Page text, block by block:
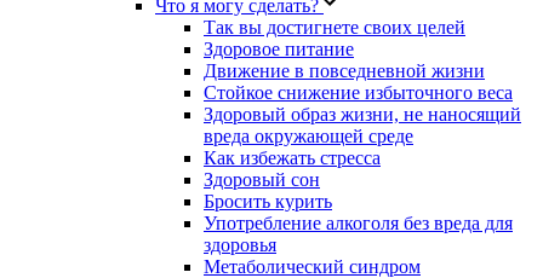
Что я могу сделать?
Так вы достигнете своих целей
Здоровое питание
Движение в повседневной жизни
Стойкое снижение избыточного веса
Здоровый образ жизни, не наносящий
вреда окружающей среде
Как избежать стресса
Здоровый сон
Бросить курить
Употребление алкоголя без вреда для
здоровья
Метаболический синдром